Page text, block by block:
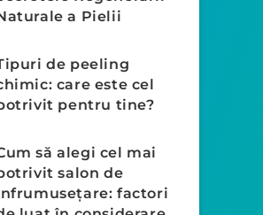
a Pielii
de peeling
care este cel
pentru tine?
să alegi cel mai
salon de
factori